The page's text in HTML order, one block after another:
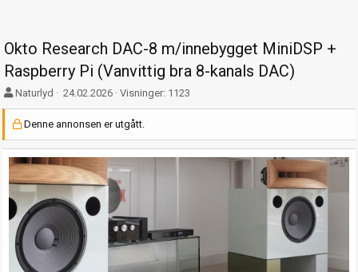
Okto Research DAC-8 m/innebygget MiniDSP +
Raspberry Pi (Vanvittig bra 8-kanals DAC)
F
o
r
a
t
t
r
Naturlyd
O
p
p
r
e
t
t
e
t
d
a
t
24.02.2026 Visninger: 1123
Denne annonsen er utgått.